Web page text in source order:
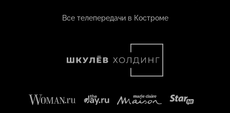
Все телепередачи в Костроме